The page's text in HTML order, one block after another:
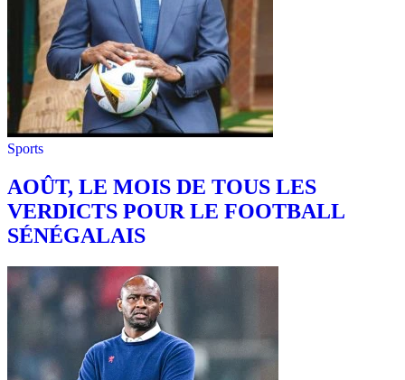
Sports
AOÛT, LE MOIS DE TOUS LES
VERDICTS POUR LE FOOTBALL
SÉNÉGALAIS